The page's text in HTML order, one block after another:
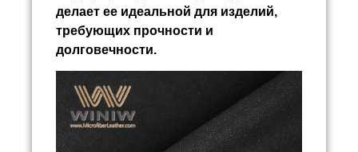
делает ее идеальной для изделий,
требующих прочности и
долговечности.